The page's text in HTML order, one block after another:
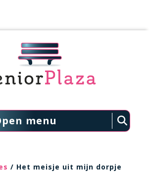
menu
/ Het meisje uit mijn dorpje